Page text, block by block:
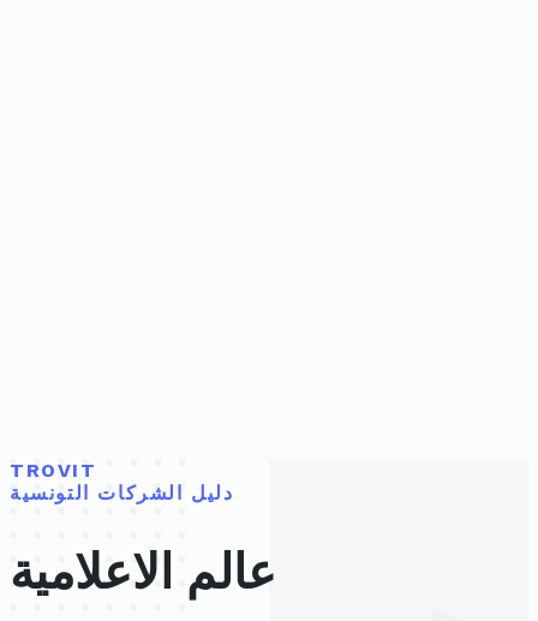
TROVIT
دليل الشركات التونسية
عالم الاعلامية